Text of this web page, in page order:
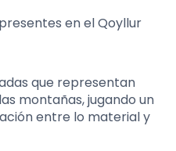
en el Qoyllur
que representan
montañas, jugando un
entre lo material y